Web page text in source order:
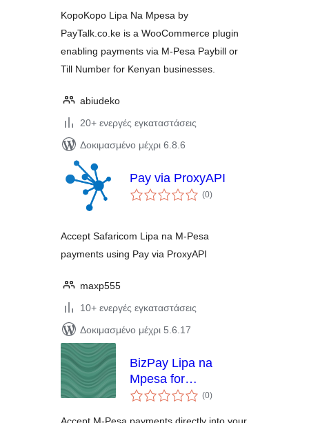
KopoKopo Lipa Na Mpesa by
PayTalk.co.ke is a WooCommerce plugin
enabling payments via M-Pesa Paybill or
Till Number for Kenyan businesses.
abiudeko
20+ ενεργές εγκαταστάσεις
Δοκιμασμένο μέχρι 6.8.6
Pay via ProxyAPI
(0αξιολογήσεις
σύνολο
)
Accept Safaricom Lipa na M-Pesa
payments using Pay via ProxyAPI
maxp555
10+ ενεργές εγκαταστάσεις
Δοκιμασμένο μέχρι 5.6.17
BizPay Lipa na
Mpesa for
Woocommerce
(0αξιολογήσεις
σύνολο
)